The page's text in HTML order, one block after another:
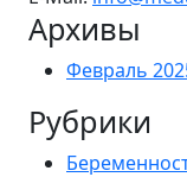
Архивы
Февраль
Рубрики